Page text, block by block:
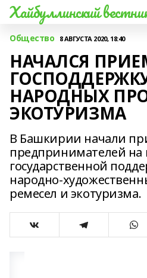
Хайбуллинский
Общество 8 АВГУСТА 2020, 18:40
НАЧАЛСЯ
НАРОДНЫХ
ЭКОТУРИЗМА
В Башкирии начали
предпринимателей на
государственной
народно-
ремесел и экотуризма.